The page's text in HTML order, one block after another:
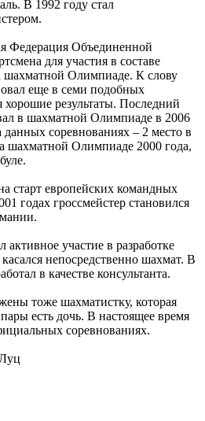
В 1992 году стал
Федерация Объединенной
для участия в составе
шахматной Олимпиаде. К слову
еще в семи подобных
хорошие результаты. Последний
в шахматной Олимпиаде в 2006
данных соревнованиях – 2 место в
шахматной Олимпиаде 2000 года,
старт европейских командных
годах гроссмейстер становился
участие в разработке
непосредственно шахмат. В
в качестве консультанта.
тоже шахматистку, которая
есть дочь. В настоящее время
соревнованиях.